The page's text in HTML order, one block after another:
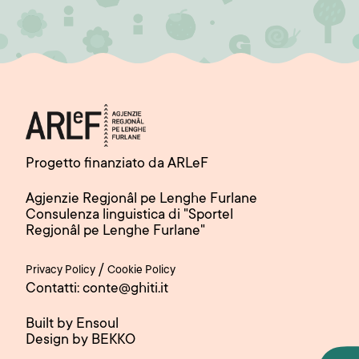
Progetto finanziato da ARLeF
Agjenzie Regjonâl pe Lenghe Furlane
Consulenza linguistica di "Sportel
Regjonâl pe Lenghe Furlane"
Privacy Policy / Cookie Policy
Contatti: conte@ghiti.it
Built by Ensoul
Design by BEKKO